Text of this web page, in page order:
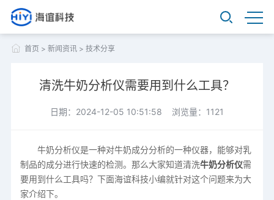
首页 > 新闻资讯> 技术分享
清洗牛奶分析仪需要用到什么工具？
日期：2024-12-05 10:51:58 浏览量：1121
牛奶分析仪是一种对牛奶成分分析的一种仪器，能够对乳
制品的成分进行快速的检测。那么大家知道清洗牛奶分析仪需
要用到什么工具吗？下面海谊科技小编就针对这个问题来为大
家介绍下。